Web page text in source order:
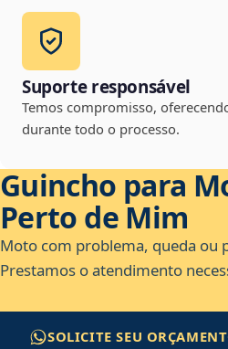
Suporte responsável
Temos compromisso,
durante todo o processo.
Guincho para
Perto de Mim
Moto com problema, queda ou
Prestamos o atendimento
SOLICITE SEU